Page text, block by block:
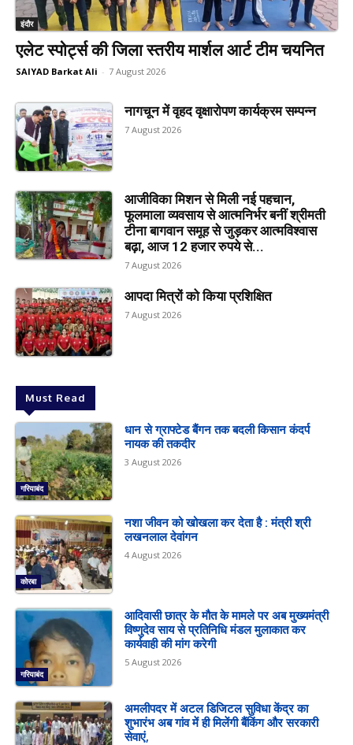
इंदौर
एलेट स्पोर्ट्स की जिला स्तरीय मार्शल आर्ट टीम चयनित
SAIYAD Barkat Ali - 7 August 2026
नागचून में वृहद वृक्षारोपण कार्यक्रम सम्पन्न
7 August 2026
आजीविका मिशन से मिली नई पहचान,
फूलमाला व्यवसाय से आत्मनिर्भर बनीं श्रीमती
टीना बागवान समूह से जुड़कर आत्मविश्वास
बढ़ा, आज 12 हजार रुपये से...
7 August 2026
आपदा मित्रों को किया प्रशिक्षित
7 August 2026
Must Read
गरियाबंद
धान से ग्राफ्टेड बैंगन तक बदली किसान कंदर्प
नायक की तकदीर
3 August 2026
कोरबा
नशा जीवन को खोखला कर देता है : मंत्री श्री
लखनलाल देवांगन
4 August 2026
गरियाबंद
आदिवासी छात्र के मौत के मामले पर अब मुख्यमंत्री
विष्णुदेव साय से प्रतिनिधि मंडल मुलाकात कर
कार्यवाही की मांग करेगी
5 August 2026
अमलीपदर में अटल डिजिटल सुविधा केंद्र का
शुभारंभ अब गांव में ही मिलेंगी बैंकिंग और सरकारी
सेवाएं,